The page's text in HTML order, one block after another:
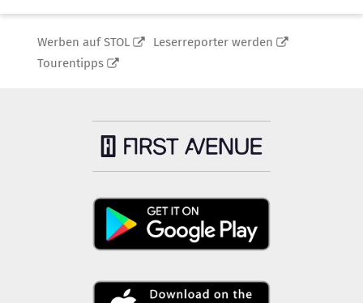
Werben auf STOL
Leserreporter werden
Tourentipps